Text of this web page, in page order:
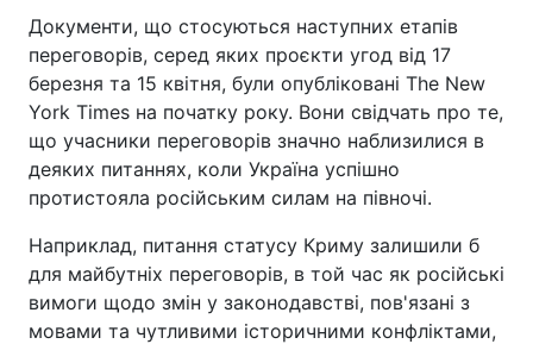
Документи, що стосуються наступних етапів
переговорів, серед яких проєкти угод від 17
березня та 15 квітня, були опубліковані The New
York Times на початку року. Вони свідчать про те,
що учасники переговорів значно наблизилися в
деяких питаннях, коли Україна успішно
протистояла російським силам на півночі.
Наприклад, питання статусу Криму залишили б
для майбутніх переговорів, в той час як російські
вимоги щодо змін у законодавстві, пов'язані з
мовами та чутливими історичними конфліктами,